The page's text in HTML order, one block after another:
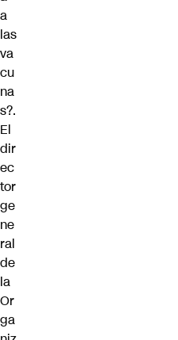
a
las
va
cu
na
s?.
El
dir
ec
tor
ge
ne
ral
de
la
Or
ga